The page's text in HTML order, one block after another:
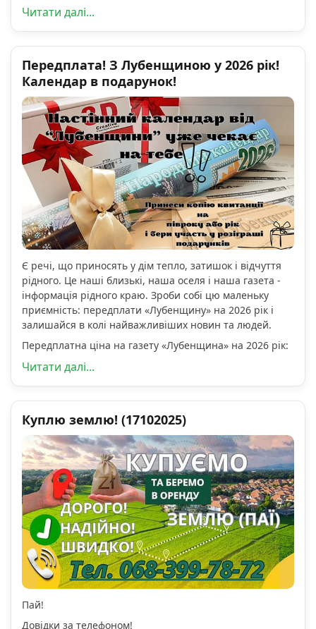
Читати далі...
Передплата! З Лубенщиною у 2026 рік!
Календар в подарунок!
Є речі, що приносять у дім тепло, затишок і відчуття
рідного. Це наші близькі, наша оселя і наша газета -
інформація рідного краю. Зроби собі цю маленьку
приємність: передплати «Лубенщину» на 2026 рік і
залишайся в колі найважливіших новин та людей.
Передплатна ціна на газету «Лубенщина» на 2026 рік:
Читати далі...
Куплю землю! (17102025)
Пай!
Довідки за телефоном!